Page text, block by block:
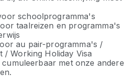
schoolprogramma's
taalreizen en programma's
au pair-programma's /
/ Working Holiday Visa
met onze andere